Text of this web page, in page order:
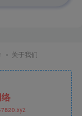
关于我们